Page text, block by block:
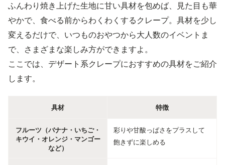
ふんわり焼き上げた生地に甘い具材を包めば、見た目も華
やかで、食べる前からわくわくするクレープ。具材を少し
変えるだけで、いつものおやつから大人数のイベントま
で、さまざまな楽しみ方ができますよ。
ここでは、デザート系クレープにおすすめの具材をご紹介
します。
具材 特徴
フルーツ（バナナ・いちご・
キウイ・オレンジ・マンゴー
など）
彩りや甘酸っぱさをプラスして
飽きずに楽しめる